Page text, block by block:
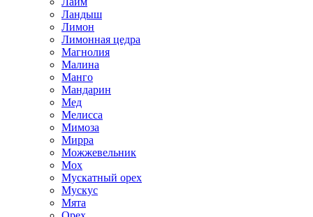
Ландыш
Лимон
Лимонная цедра
Магнолия
Малина
Манго
Мандарин
Мед
Мелисса
Мимоза
Мирра
Можжевельник
Мох
Мускатный орех
Мускус
Мята